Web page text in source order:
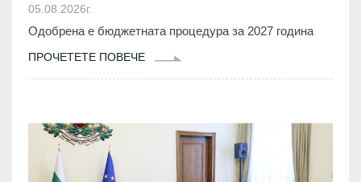
05.08.2026г.
Одобрена е бюджетната процедура за 2027 година
ПРОЧЕТЕТЕ ПОВЕЧЕ